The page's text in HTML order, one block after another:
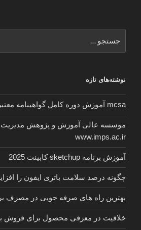
برای
نوشته‌های تازه
mcsa آموزش دوره کامل گواهینامه معتبر مایکروسافت
موسسه عالی آموزش و پژوهش مدیریت
www.imps.ac.ir
آموزش برنامه sketchup کابینت 2025
چگونه درصد سلامت باتری ایفون را
بهترین راه های صرفه جویی در مصرف
خلاقیت در معرفی محصول برای فروش